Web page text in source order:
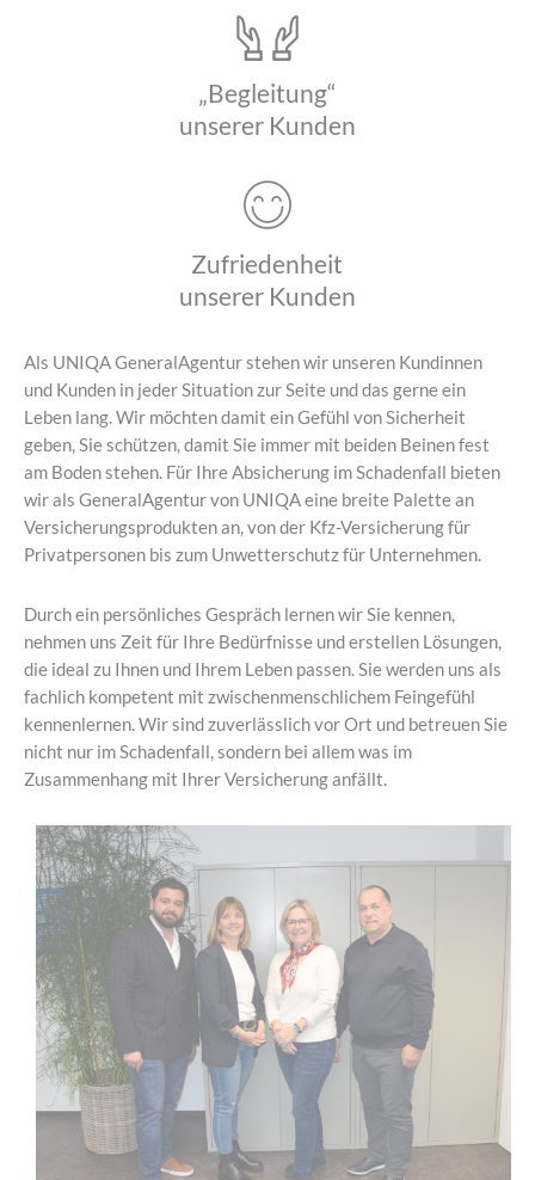
„Begleitung“
unserer Kunden
Zufriedenheit
unserer Kunden
Als UNIQA GeneralAgentur stehen wir unseren Kundinnen
und Kunden in jeder Situation zur Seite und das gerne ein
Leben lang. Wir möchten damit ein Gefühl von Sicherheit
geben, Sie schützen, damit Sie immer mit beiden Beinen fest
am Boden stehen. Für Ihre Absicherung im Schadenfall bieten
wir als GeneralAgentur von UNIQA eine breite Palette an
Versicherungsprodukten an, von der Kfz-Versicherung für
Privatpersonen bis zum Unwetterschutz für Unternehmen.
Durch ein persönliches Gespräch lernen wir Sie kennen,
nehmen uns Zeit für Ihre Bedürfnisse und erstellen Lösungen,
die ideal zu Ihnen und Ihrem Leben passen. Sie werden uns als
fachlich kompetent mit zwischenmenschlichem Feingefühl
kennenlernen. Wir sind zuverlässlich vor Ort und betreuen Sie
nicht nur im Schadenfall, sondern bei allem was im
Zusammenhang mit Ihrer Versicherung anfällt.